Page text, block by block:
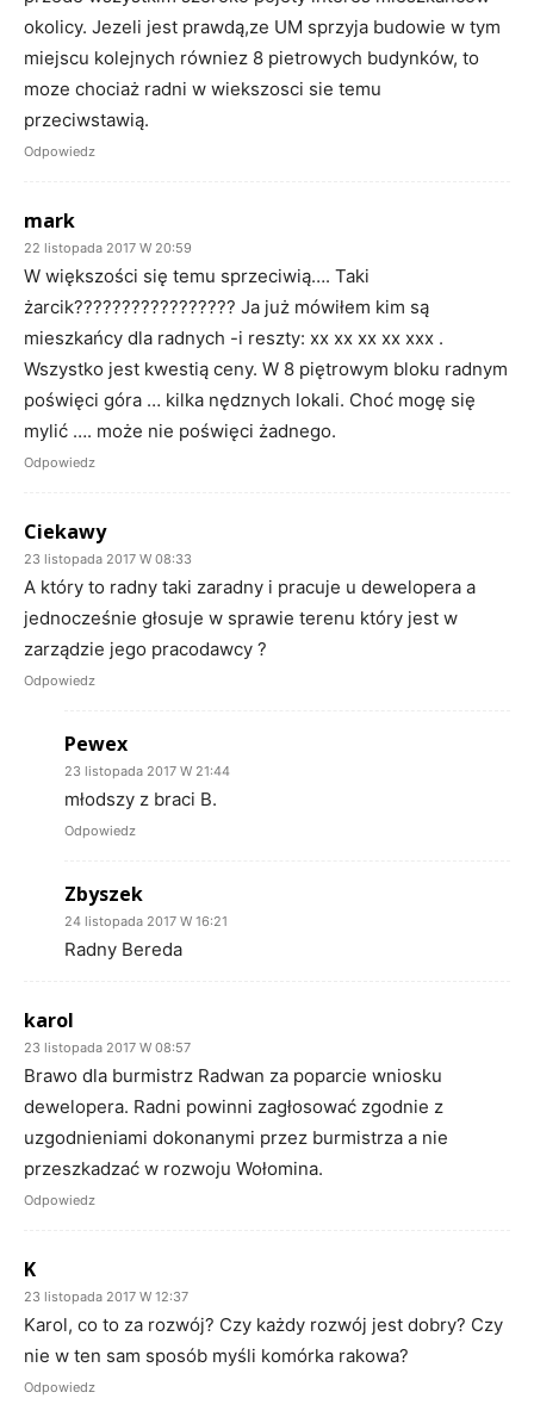
okolicy. Jezeli jest prawdą,ze UM sprzyja budowie w tym
miejscu kolejnych równiez 8 pietrowych budynków, to
moze chociaż radni w wiekszosci sie temu
przeciwstawią.
Odpowiedz
mark
22 listopada 2017 W 20:59
W większości się temu sprzeciwią…. Taki
żarcik????????????????? Ja już mówiłem kim są
mieszkańcy dla radnych -i reszty: xx xx xx xx xxx .
Wszystko jest kwestią ceny. W 8 piętrowym bloku radnym
poświęci góra … kilka nędznych lokali. Choć mogę się
mylić …. może nie poświęci żadnego.
Odpowiedz
Ciekawy
23 listopada 2017 W 08:33
A który to radny taki zaradny i pracuje u dewelopera a
jednocześnie głosuje w sprawie terenu który jest w
zarządzie jego pracodawcy ?
Odpowiedz
Pewex
23 listopada 2017 W 21:44
młodszy z braci B.
Odpowiedz
Zbyszek
24 listopada 2017 W 16:21
Radny Bereda
karol
23 listopada 2017 W 08:57
Brawo dla burmistrz Radwan za poparcie wniosku
dewelopera. Radni powinni zagłosować zgodnie z
uzgodnieniami dokonanymi przez burmistrza a nie
przeszkadzać w rozwoju Wołomina.
Odpowiedz
K
23 listopada 2017 W 12:37
Karol, co to za rozwój? Czy każdy rozwój jest dobry? Czy
nie w ten sam sposób myśli komórka rakowa?
Odpowiedz